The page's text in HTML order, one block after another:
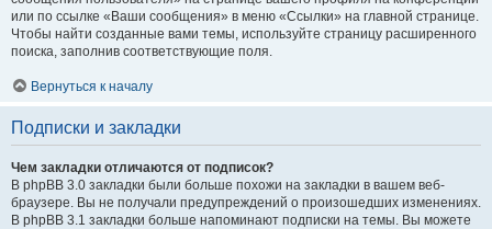
или по ссылке «Ваши сообщения» в меню «Ссылки» на главной странице.
Чтобы найти созданные вами темы, используйте страницу расширенного
поиска, заполнив соответствующие поля.
Вернуться к началу
Подписки и закладки
Чем закладки отличаются от подписок?
В phpBB 3.0 закладки были больше похожи на закладки в вашем веб-
браузере. Вы не получали предупреждений о произошедших изменениях.
В phpBB 3.1 закладки больше напоминают подписки на темы. Вы можете